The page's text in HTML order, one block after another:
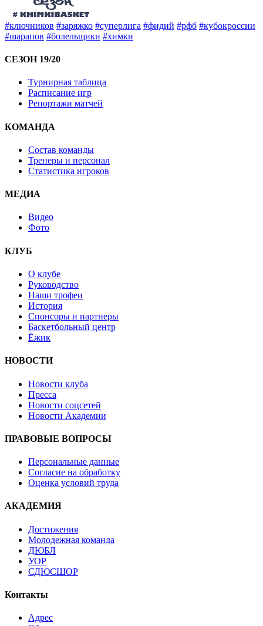
#ключников #заряжко #суперлига #фидий #рфб #кубокроссии
#шарапов #болельщики #химки
СЕЗОН 19/20
Турнирная таблица
Расписание игр
Репортажи матчей
КОМАНДА
Состав команды
Тренеры и персонал
Статистика игроков
МЕДИА
Видео
Фото
КЛУБ
О клубе
Руководство
Наши трофеи
История
Спонсоры и партнеры
Баскетбольный центр
Ёжик
НОВОСТИ
Новости клуба
Пресса
Новости соцсетей
Новости Академии
ПРАВОВЫЕ ВОПРОСЫ
Персональные данные
Согласие на обработку
Оценка условий труда
АКАДЕМИЯ
Достижения
Молодежная команда
ДЮБЛ
УОР
СДЮСШОР
Контакты
Адрес